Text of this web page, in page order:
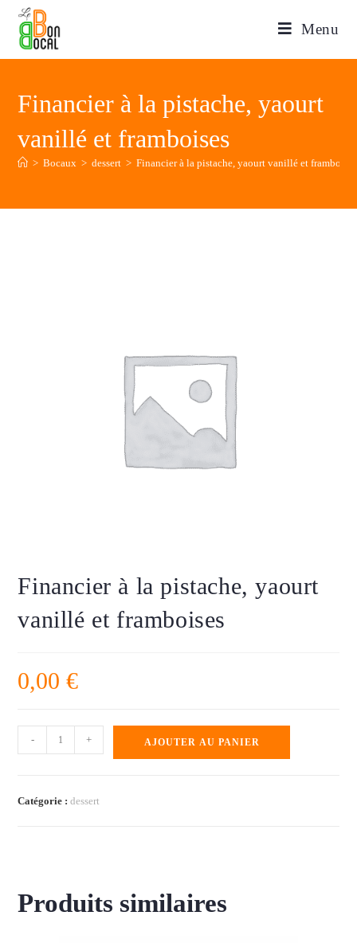
Menu
Financier à la pistache, yaourt
vanillé et framboises
> Bocaux > dessert > Financier à la pistache, yaourt vanillé et framboises
Financier à la pistache, yaourt
vanillé et framboises
0,00€
- + AJOUTER AU PANIER
Catégorie :dessert
Produits similaires